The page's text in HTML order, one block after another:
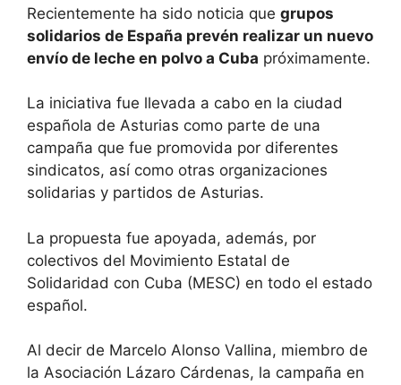
Recientemente ha sido noticia que grupos
solidarios de España prevén realizar un nuevo
envío de leche en polvo a Cuba próximamente.
La iniciativa fue llevada a cabo en la ciudad
española de Asturias como parte de una
campaña que fue promovida por diferentes
sindicatos, así como otras organizaciones
solidarias y partidos de Asturias.
La propuesta fue apoyada, además, por
colectivos del Movimiento Estatal de
Solidaridad con Cuba (MESC) en todo el estado
español.
Al decir de Marcelo Alonso Vallina, miembro de
la Asociación Lázaro Cárdenas, la campaña en